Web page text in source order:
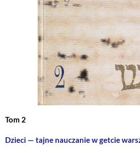
Tom 2
Dzieci — tajne nauczanie w getcie